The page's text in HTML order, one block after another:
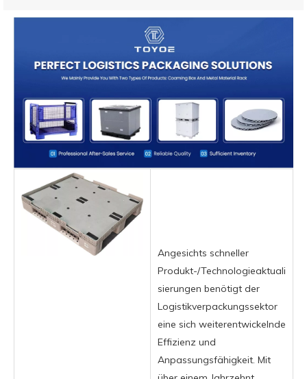
Angesichts schneller
Produkt-/Technologieaktuali
sierungen benötigt der
Logistikverpackungssektor
eine sich weiterentwickelnde
Effizienz und
Anpassungsfähigkeit. Mit